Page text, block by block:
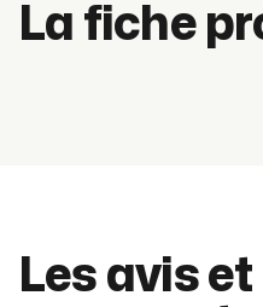
La fiche
Les avis et